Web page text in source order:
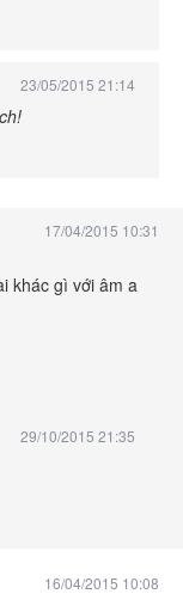
23/05/2015 21:14
17/04/2015 10:31
khác gì với âm a
29/10/2015 21:35
16/04/2015 10:08